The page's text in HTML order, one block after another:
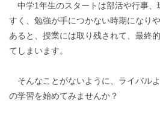
中学1年生のスタートは部活や行事、
すく、勉強が手につかない時期になり
あると、授業には取り残されて、最終
てしまいます。
そんなことがないように、ライバル
の学習を始めてみませんか？